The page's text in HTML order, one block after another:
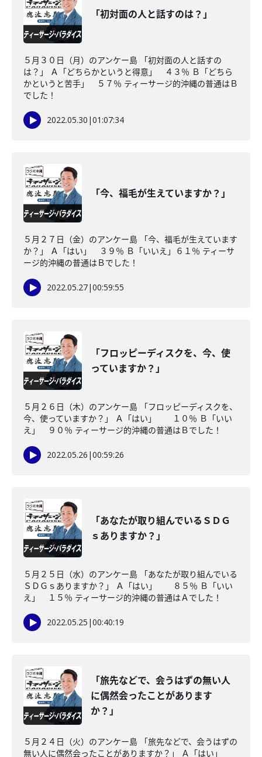
「初対面の人と話すのは？」
５月３０日（月）のアンケー島 「初対面の人と話すの
は？」 Ａ「どちらかというと得意」 ４３％ Ｂ「どちら
かというと苦手」 ５７％ ティーサージ的沖縄の普通はＢ
でした！
2022.05.30 |01:07:34
「今、福毛が生えていますか？」
５月２７日（金）のアンケー島 「今、福毛が生えています
か？」 Ａ「はい」 ３９％ Ｂ「いいえ」６１％ ティーサ
ージ的沖縄の普通はＢでした！
2022.05.27|00:59:55
「フロッピーディスクを、今、使
っていますか？」
５月２６日（木）のアンケー島 「フロッピーディスクを、
今、使っていますか？」 Ａ「はい」 １０％ Ｂ「いい
え」 ９０％ ティーサージ的沖縄の普通はＢでした！
2022.05.26 |00:59:26
「あなたが取り組んでいるＳＤＧ
ｓありますか？」
５月２５日（水）のアンケー島 「あなたが取り組んでいる
ＳＤＧｓありますか？」 Ａ「はい」 ８５％ Ｂ「いい
え」 １５％ ティーサージ的沖縄の普通はＡでした！
2022.05.25 |00:40:19
「旅先などで、会うはずの無い人
に偶然会ったことがあります
か？」
５月２４日（火）のアンケー島 「旅先などで、会うはずの
無い人に偶然会ったことがありますか？」 Ａ「はい」